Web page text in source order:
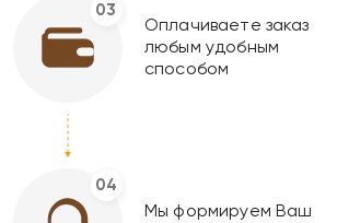
03
Оплачиваете заказ
любым удобным
способом
04
Мы формируем Ваш